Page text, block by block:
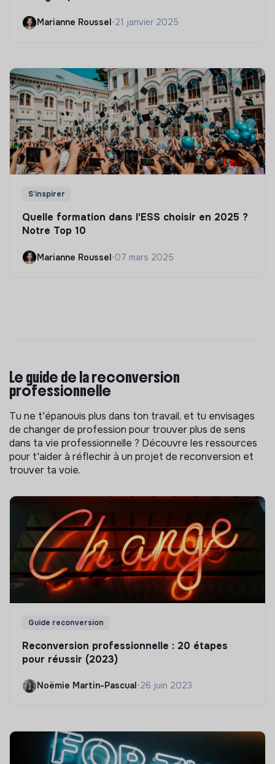
Marianne Roussel•21 janvier 2025
S'inspirer
Quelle formation dans l'ESS choisir en 2025 ?
Notre Top 10
Marianne Roussel•07 mars 2025
Le guide de la reconversion
professionnelle
Tu ne t'épanouis plus dans ton travail, et tu envisages
de changer de profession pour trouver plus de sens
dans ta vie professionnelle ? Découvre les ressources
pour t'aider à réflechir à un projet de reconversion et
trouver ta voie.
Guide reconversion
Reconversion professionnelle : 20 étapes
pour réussir (2023)
Noëmie Martin-Pascual •26 juin 2023